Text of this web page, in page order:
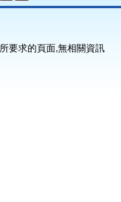
所要求的頁面,無相關資訊